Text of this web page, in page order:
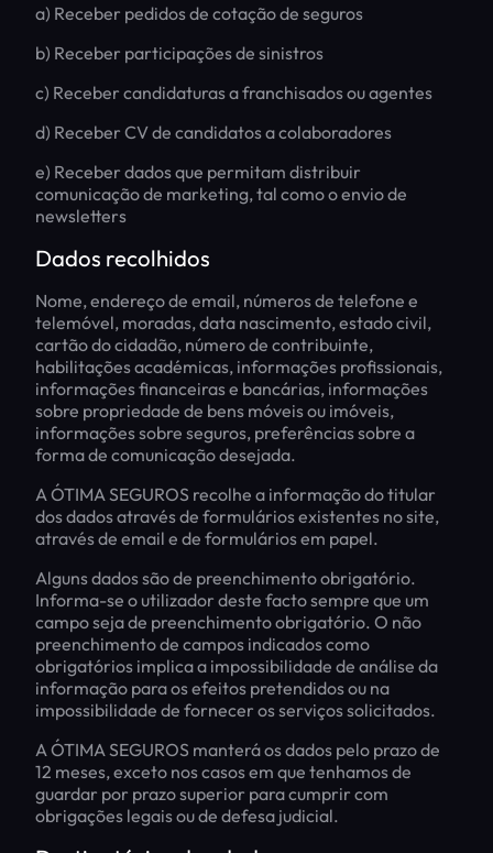
a) Receber pedidos de cotação de seguros
b) Receber participações de sinistros
c) Receber candidaturas a franchisados ou agentes
d) Receber CV de candidatos a colaboradores
e) Receber dados que permitam distribuir
comunicação de marketing, tal como o envio de
newsletters
Dados recolhidos
Nome, endereço de email, números de telefone e
telemóvel, moradas, data nascimento, estado civil,
cartão do cidadão, número de contribuinte,
habilitações académicas, informações profissionais,
informações financeiras e bancárias, informações
sobre propriedade de bens móveis ou imóveis,
informações sobre seguros, preferências sobre a
forma de comunicação desejada.
A ÓTIMA SEGUROS recolhe a informação do titular
dos dados através de formulários existentes no site,
através de email e de formulários em papel.
Alguns dados são de preenchimento obrigatório.
Informa-se o utilizador deste facto sempre que um
campo seja de preenchimento obrigatório. O não
preenchimento de campos indicados como
obrigatórios implica a impossibilidade de análise da
informação para os efeitos pretendidos ou na
impossibilidade de fornecer os serviços solicitados.
A ÓTIMA SEGUROS manterá os dados pelo prazo de
12 meses, exceto nos casos em que tenhamos de
guardar por prazo superior para cumprir com
obrigações legais ou de defesa judicial.